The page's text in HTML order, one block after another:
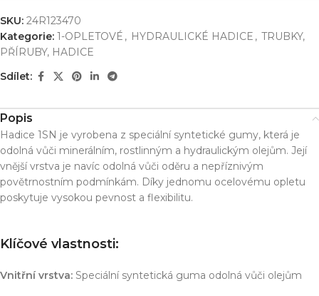
SKU: 24R123470
Kategorie: 1-OPLETOVÉ , HYDRAULICKÉ HADICE , TRUBKY,
PŘÍRUBY, HADICE
Sdílet:
Popis
Hadice 1SN je vyrobena z speciální syntetické gumy, která je
odolná vůči minerálním, rostlinným a hydraulickým olejům. Její
vnější vrstva je navíc odolná vůči oděru a nepříznivým
povětrnostním podmínkám. Díky jednomu ocelovému opletu
poskytuje vysokou pevnost a flexibilitu.
Klíčové vlastnosti:
Vnitřní vrstva: Speciální syntetická guma odolná vůči olejům